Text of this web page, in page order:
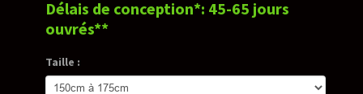
Délais de conception*: 45-65 jours
ouvrés**
Taille :